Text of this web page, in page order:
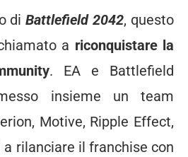
diBattlefield 2042, questo
a riconquistare la
. EA e Battlefield
insieme un team
Motive, Ripple Effect,
rilanciare il franchise con